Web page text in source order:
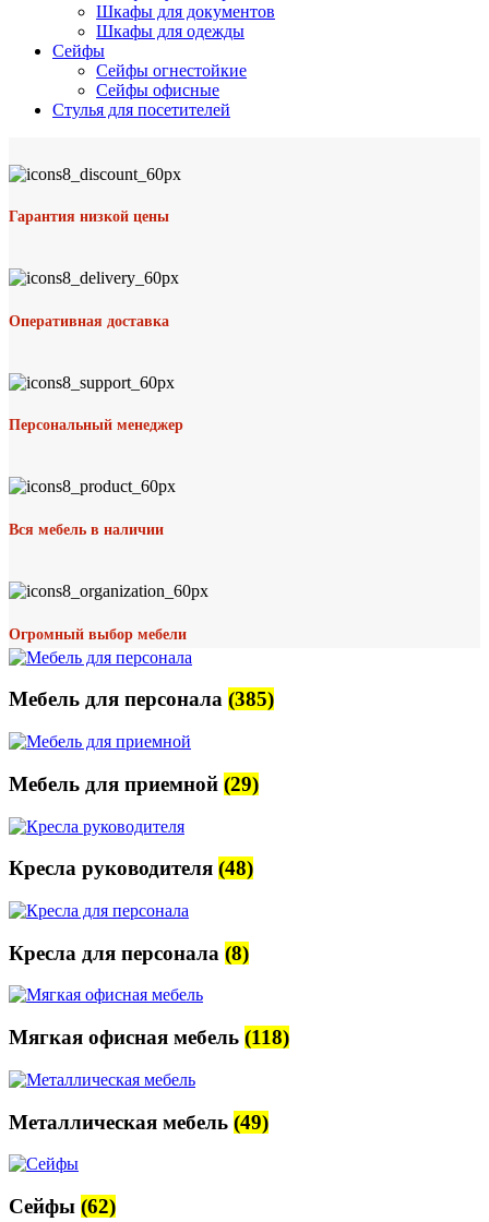
Шкафы для документов
Шкафы для одежды
Сейфы
Сейфы огнестойкие
Сейфы офисные
Стулья для посетителей
Гарантия низкой цены
Оперативная доставка
Персональный менеджер
Вся мебель в наличии
Огромный выбор мебели
Мебель для персонала (385)
Мебель для приемной (29)
Кресла руководителя (48)
Кресла для персонала (8)
Мягкая офисная мебель (118)
Металлическая мебель (49)
Сейфы (62)